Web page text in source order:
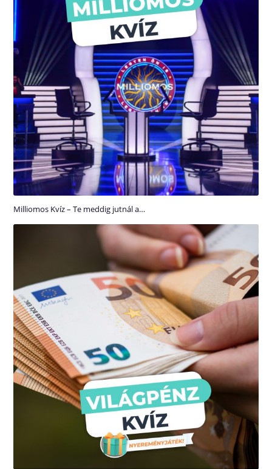
Milliomos Kvíz – Te meddig jutnál a…